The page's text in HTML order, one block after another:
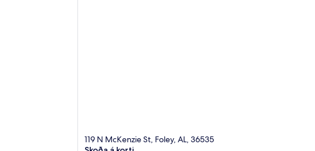
119 N McKenzie St, Foley, AL, 36535